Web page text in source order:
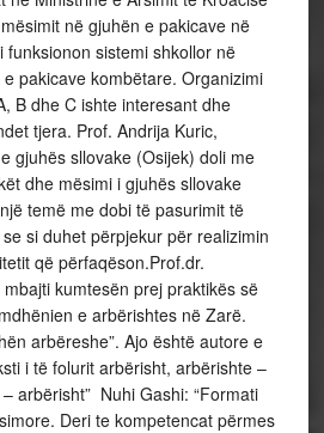
në gjuhën e pakicave në
funksionon sistemi shkollor në
pakicave kombëtare. Organizimi
B dhe C ishte interesant dhe
tjera. Prof. Andrija Kuric,
gjuhës sllovake (Osijek) doli me
dhe mësimi i gjuhës sllovake
temë me dobi të pasurimit të
si duhet përpjekur për realizimin
që përfaqëson.Prof.dr.
kumtesën prej praktikës së
e arbërishtes në Zarë.
arbëreshe”. Ajo është autore e
i të folurit arbërisht, arbërishte –
arbërisht” Nuhi Gashi: “Formati
Deri te kompetencat përmes